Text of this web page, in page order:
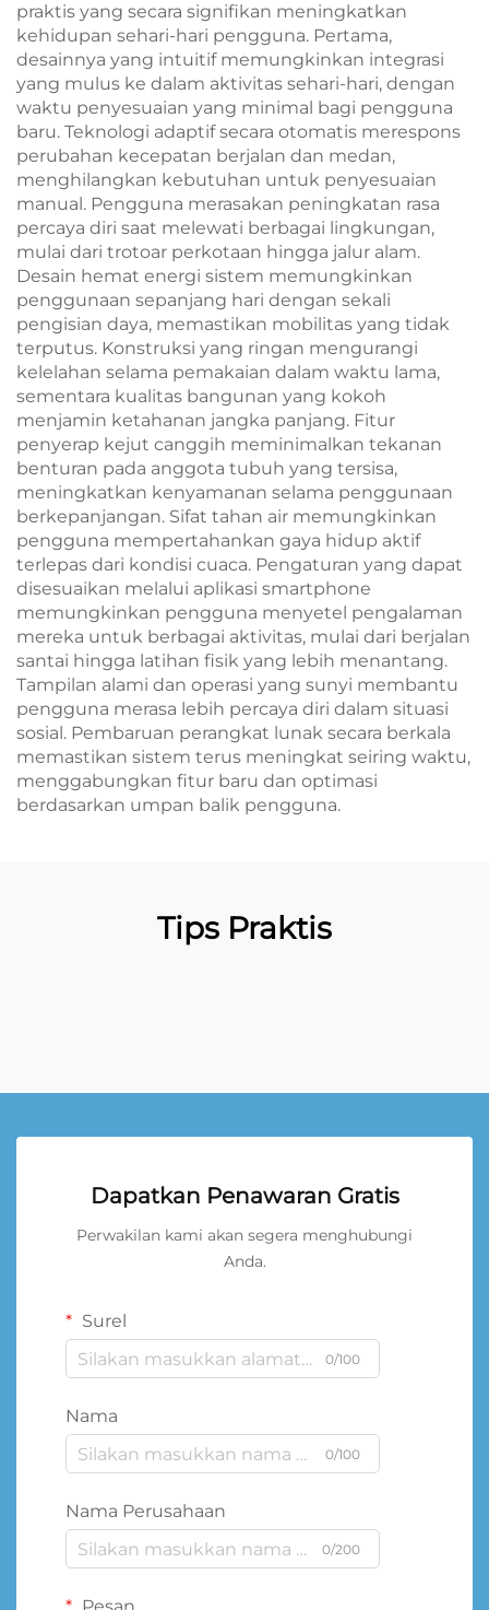
praktis yang secara signifikan meningkatkan
kehidupan sehari-hari pengguna. Pertama,
desainnya yang intuitif memungkinkan integrasi
yang mulus ke dalam aktivitas sehari-hari, dengan
waktu penyesuaian yang minimal bagi pengguna
baru. Teknologi adaptif secara otomatis merespons
perubahan kecepatan berjalan dan medan,
menghilangkan kebutuhan untuk penyesuaian
manual. Pengguna merasakan peningkatan rasa
percaya diri saat melewati berbagai lingkungan,
mulai dari trotoar perkotaan hingga jalur alam.
Desain hemat energi sistem memungkinkan
penggunaan sepanjang hari dengan sekali
pengisian daya, memastikan mobilitas yang tidak
terputus. Konstruksi yang ringan mengurangi
kelelahan selama pemakaian dalam waktu lama,
sementara kualitas bangunan yang kokoh
menjamin ketahanan jangka panjang. Fitur
penyerap kejut canggih meminimalkan tekanan
benturan pada anggota tubuh yang tersisa,
meningkatkan kenyamanan selama penggunaan
berkepanjangan. Sifat tahan air memungkinkan
pengguna mempertahankan gaya hidup aktif
terlepas dari kondisi cuaca. Pengaturan yang dapat
disesuaikan melalui aplikasi smartphone
memungkinkan pengguna menyetel pengalaman
mereka untuk berbagai aktivitas, mulai dari berjalan
santai hingga latihan fisik yang lebih menantang.
Tampilan alami dan operasi yang sunyi membantu
pengguna merasa lebih percaya diri dalam situasi
sosial. Pembaruan perangkat lunak secara berkala
memastikan sistem terus meningkat seiring waktu,
menggabungkan fitur baru dan optimasi
berdasarkan umpan balik pengguna.
Tips Praktis
Dapatkan Penawaran Gratis
Perwakilan kami akan segera menghubungi
Anda.
Surel
0/100
Nama
0/100
Nama Perusahaan
0/200